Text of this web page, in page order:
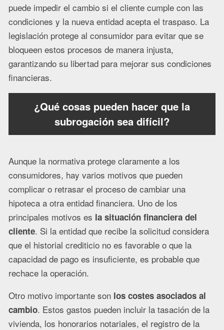
puede impedir el cambio si el cliente cumple con las
condiciones y la nueva entidad acepta el traspaso. La
legislación protege al consumidor para evitar que se
bloqueen estos procesos de manera injusta,
garantizando su libertad para mejorar sus condiciones
financieras.
¿Qué cosas pueden hacer que la
subrogación sea difícil?
Aunque la normativa protege claramente a los
consumidores, hay varios motivos que pueden
complicar o retrasar el proceso de cambiar una
hipoteca a otra entidad financiera. Uno de los
principales motivos es la situación financiera del
cliente. Si la entidad que recibe la solicitud considera
que el historial crediticio no es favorable o que la
capacidad de pago es insuficiente, es probable que
rechace la operación.
Otro motivo importante son los costes asociados al
cambio. Estos gastos pueden incluir la tasación de la
vivienda, los honorarios notariales, el registro de la